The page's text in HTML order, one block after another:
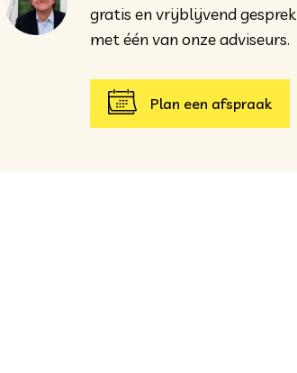
gratis en vrijblijvend gesprek
met één van onze adviseurs.
Plan een afspraak